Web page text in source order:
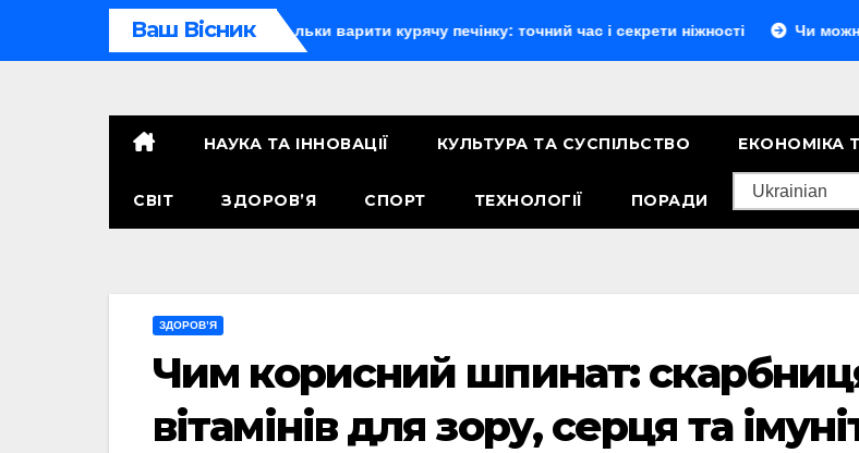
Ваш Вісник
Скільки варити курячу печінку: точний час і секрети ніжності Чи можна
НАУКА ТА ІННОВАЦІЇ КУЛЬТУРА ТА СУСПІЛЬСТВО ЕКОНОМІКА
СВІТ ЗДОРОВ’Я СПОРТ ТЕХНОЛОГІЇ ПОРАДИ
ЗДОРОВ’Я
Чим корисний шпинат:
вітамінів для зору, серця та